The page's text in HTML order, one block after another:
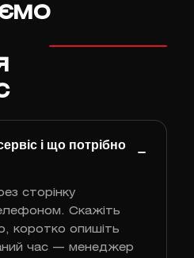
і що потрібно
сторінку
Скажіть
коротко опишіть
час — менеджер